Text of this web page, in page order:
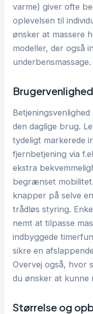
varme) giver ofte
oplevelsen til
ønsker at massere
modeller, der også
underbensmassage.
den daglige brug.
tydeligt markerede
fjernbetjening via
ekstra
begrænset
knapper på selve
trådløs styring.
nemt at tilpasse
indbyggede
sikre en
Overvej også, hvor
du ønsker at kunne
Størrelse og